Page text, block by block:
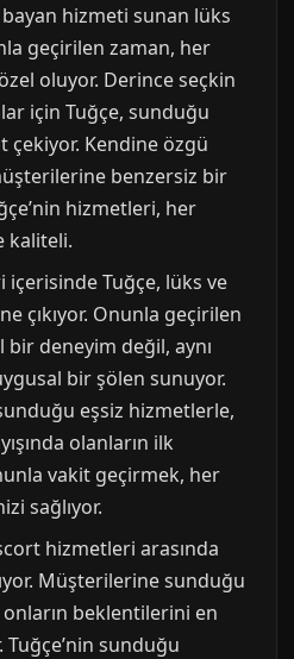
bayan hizmeti sunan lüks
geçirilen zaman, her
oluyor. Derince seçkin
için Tuğçe, sunduğu
Kendine özgü
benzersiz bir
hizmetleri, her
kaliteli.
Tuğçe, lüks ve
çıkıyor. Onunla geçirilen
deneyim değil, aynı
bir şölen sunuyor.
eşsiz hizmetlerle,
olanların ilk
vakit geçirmek, her
sağlıyor.
hizmetleri arasında
Müşterilerine sunduğu
onların beklentilerini en
Tuğçe’nin sunduğu